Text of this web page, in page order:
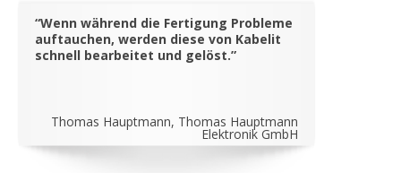
“Wenn während die Fertigung Probleme
auftauchen, werden diese von Kabelit
schnell bearbeitet und gelöst.”
Thomas Hauptmann, Thomas Hauptmann
Elektronik GmbH